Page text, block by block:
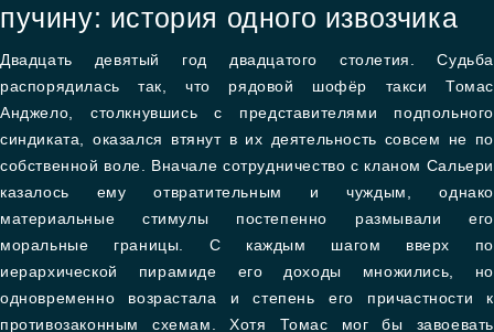
пучину: история одного извозчика
Двадцать девятый год двадцатого столетия. Судьба
распорядилась так, что рядовой шофёр такси Томас
Анджело, столкнувшись с представителями подпольного
синдиката, оказался втянут в их деятельность совсем не по
собственной воле. Вначале сотрудничество с кланом Сальери
казалось ему отвратительным и чуждым, однако
материальные стимулы постепенно размывали его
моральные границы. С каждым шагом вверх по
иерархической пирамиде его доходы множились, но
одновременно возрастала и степень его причастности к
противозаконным схемам. Хотя Томас мог бы завоевать